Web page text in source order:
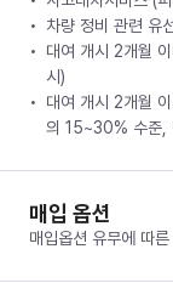
차량 정비 관련 유
대여 개시 2개월
시)
대여 개시 2개월
의 15~30% 수준,
매입 옵션
매입옵션 유무에 따